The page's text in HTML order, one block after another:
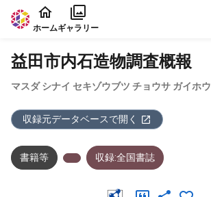
本文に飛ぶ
ホームギャラリー
益田市内石造物調査概報
マスダ シナイ セキゾウブツ チョウサ ガイホウ
収録元データベースで開く
書籍等 収録:全国書誌